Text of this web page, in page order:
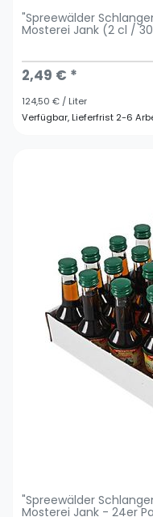
"Spreewälder
Mosterei Jank (2 cl /
2,49 € *
124,50 € / Liter
Verfügbar, Lieferfrist 2-6
"Spreewälder
Mosterei Jank - 24er